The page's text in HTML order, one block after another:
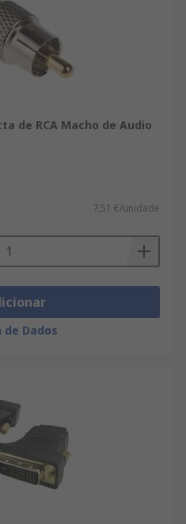
de RCA Macho de Audio
7,51 €/unidade
de Dados